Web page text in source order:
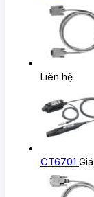
Liên hệ
CT6701